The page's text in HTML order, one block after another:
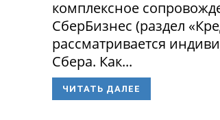
комплексное
СберБизнес (раздел
рассматривается
Сбера. Как...
ЧИТАТЬ ДАЛЕЕ